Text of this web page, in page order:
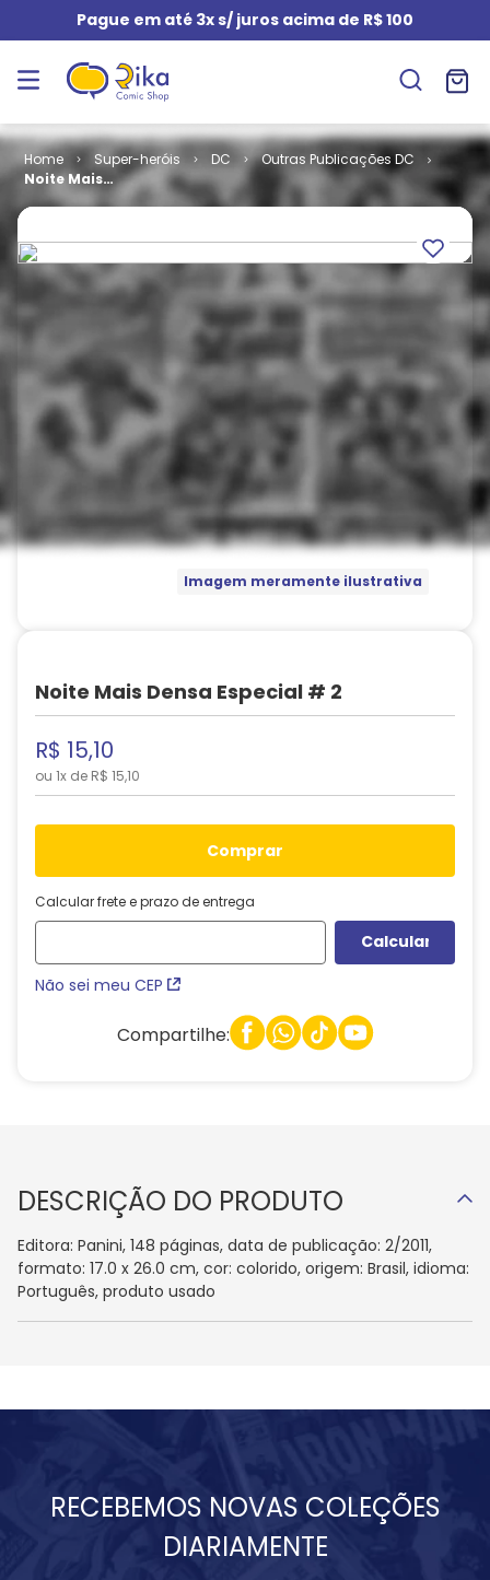
Pague em até 3x s/ juros acima de R$ 100
Super-heróis DC
Outras Publicações DC
Noite Mais
Densa
Imagem meramente ilustrativa
Noite Mais Densa Especial # 2
R$ 15,10
ou 1x de R$ 15,10
comprar
Calcular frete e prazo de entrega
Não sei meu CEP
Compartilhe:
DESCRIÇÃO DO PRODUTO
Editora: Panini, 148 páginas, data de publicação: 2/2011,
formato: 17.0 x 26.0 cm, cor: colorido, origem: Brasil, idioma:
Português, produto usado
RECEBEMOS NOVAS COLEÇÕES
DIARIAMENTE